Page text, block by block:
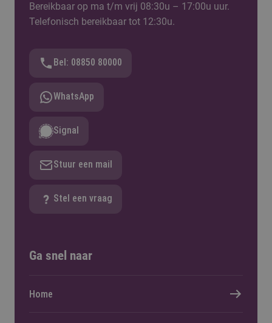
Bereikbaar op ma t/m vrij 08:30u – 17:00u uur.
Telefonisch bereikbaar tot 12:30u.
Bel: 08850 80000
WhatsApp
Signal
Stuur een mail
Stel een vraag
Ga snel naar
Home